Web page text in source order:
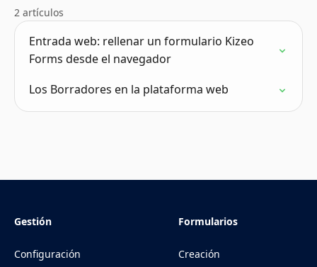
2 artículos
Entrada web: rellenar un formulario Kizeo
Forms desde el navegador
Los Borradores en la plataforma web
Gestión
Configuración
Formularios
Creación